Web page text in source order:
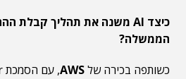
כיצד AI משנה את תהליך קבלת
הממשלה?
כשותפה בכירה שלAWS